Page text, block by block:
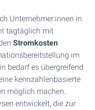
Unternehmer:innen in
tagtäglich mit
Stromkosten
im
bedarf es übergreifend
kennzahlenbasierte
möglich machen.
entwickelt, die zur